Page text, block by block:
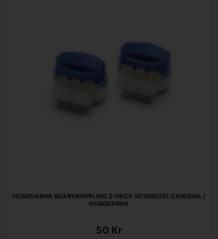
HUSQVARNA SKARVKOPPLING 2-PACK 501980201 GARDENA /
HUSQVARNA
50 Kr